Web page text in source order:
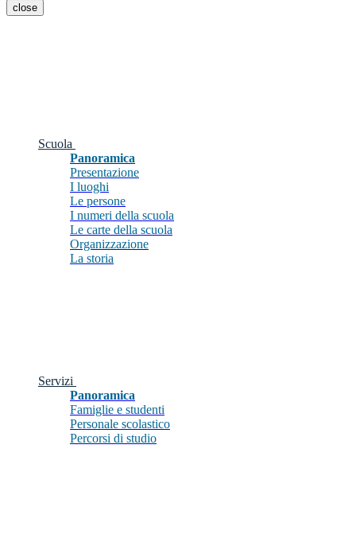
close
Scuola
Panoramica
Presentazione
I luoghi
Le persone
I numeri della scuola
Le carte della scuola
Organizzazione
La storia
Servizi
Panoramica
Famiglie e studenti
Personale scolastico
Percorsi di studio